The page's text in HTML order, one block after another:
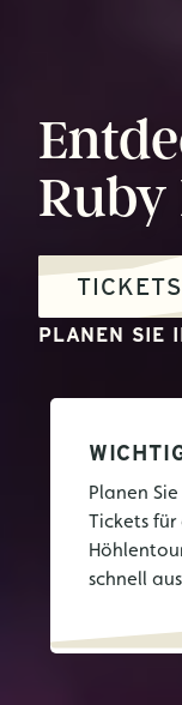
Ruby
PLANEN SIE
Planen
Tickets
schnell